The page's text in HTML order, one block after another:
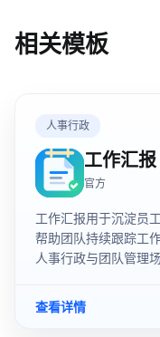
相关模板
人事行政
工作汇报
官方
工作汇报用于沉淀员
帮助团队持续跟踪工
人事行政与团队管理场
查看详情